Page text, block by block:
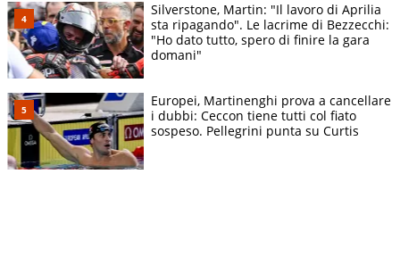
Silverstone, Martin: "Il lavoro di Aprilia
sta ripagando". Le lacrime di Bezzecchi:
"Ho dato tutto, spero di finire la gara
domani"
Europei, Martinenghi prova a cancellare
i dubbi: Ceccon tiene tutti col fiato
sospeso. Pellegrini punta su Curtis